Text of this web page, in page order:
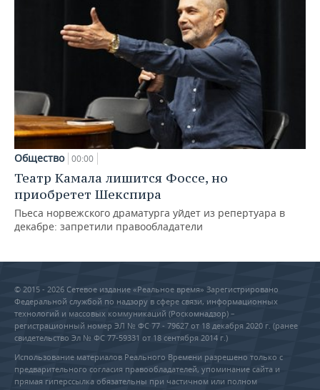
Общество 00:00
Театр Камала лишится Фоссе, но
приобретет Шекспира
Пьеса норвежского драматурга уйдет из репертуара в
декабре: запретили правообладатели
© 2015 - 2026 Сетевое издание «Реальное время» Зарегистрировано
Федеральной службой по надзору в сфере связи, информационных
технологий и массовых коммуникаций (Роскомнадзор) –
регистрационный номер ЭЛ № ФС 77 - 79627 от 18 декабря 2020 г. (ранее
свидетельство Эл № ФС 77-59331 от 18 сентября 2014 г.)
Использование материалов Реального Времени разрешено только с
предварительного согласия правообладателей, упоминание сайта и
прямая гиперссылка обязательны при частичном или полном